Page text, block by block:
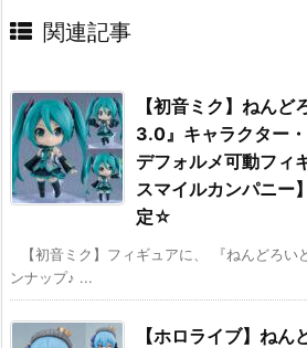
関連記事
【初音ミク】ねんど
3.0』キャラクター
デフォルメ可動フィ
スマイルカンパニ
定☆
【初音ミク】フィギュアに、 『ねんどろ
ンナップ♪ ...
【ホロライブ】ね